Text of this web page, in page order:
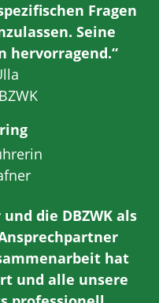
Fragen
Seine
hervorragend.“
die DBZWK als
hat
und alle unsere